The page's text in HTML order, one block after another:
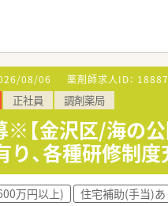
＊＊＊＊＊こんな会社で
≪会社概要≫
■神奈川・東京都を中心に
■薬局事業を中心に新薬開
■「患者・医師・薬局が三
薬局事業、在宅医療事業
≪成長できる環境≫
■在宅栄養管理に対応可能
健康管理方法を提案する
それぞれが地域の患者様
■外来対応だけでなく、全
08/06 薬剤師求人ID：
正社員 調剤薬局
【金沢区/海の
り、各種研修制
万円以上) 住宅補助(手当)あ